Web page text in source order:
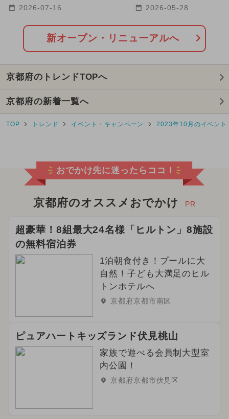
2025年9月のイベント
2024年11月のイベント
2024年9月のイベント
2024年12月のイベント
2025年10月のイベント
2026年7月のイベント
2024年10月のイベント
2025年4月のイベント
2025年12月のイベント
2026年5月のイベント
2025年1月のイベント
2025年5月のイベント
2026年3月のイベント グルメフェス
2024年5月のイベント
都に初上陸！子育て世代も安
2026-07-16
兵衛」が京都桂川に
2026-05-28
新オープン・リニューアルへ
京都府のトレンドTOPへ
京都府の新着一覧へ
TOP トレンド イベント・キャンペーン 2023年10月のイベント
おでかけ先に迷ったらココ！
京都府のオススメおでかけ PR
超豪華！8組最大24名様「ヒルトン」8施設
の無料宿泊券
1泊朝食付き！プールに大
自然！子ども大満足のヒル
トンホテルへ
京都府京都市南区
ピュアハートキッズランド伏見桃山
家族で遊べる会員制大型室
内公園！
京都府京都市伏見区